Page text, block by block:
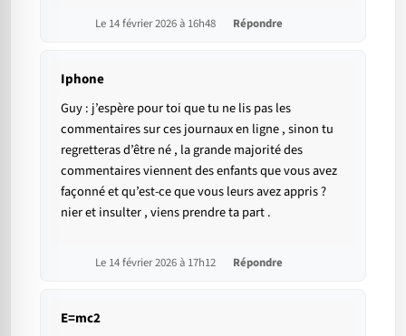
Le 14 février 2026 à 16h48 Répondre
Iphone
Guy : j’espère pour toi que tu ne lis pas les
commentaires sur ces journaux en ligne , sinon tu
regretteras d’être né , la grande majorité des
commentaires viennent des enfants que vous avez
façonné et qu’est-ce que vous leurs avez appris ?
nier et insulter , viens prendre ta part .
Le 14 février 2026 à 17h12 Répondre
E=mc2